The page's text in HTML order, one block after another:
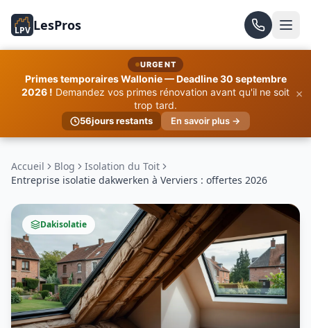
LPV LesPros
URGENT
Primes temporaires Wallonie — Deadline 30 septembre
2026 ! Demandez vos primes rénovation avant qu'il ne soit
trop tard.
56jours restants En savoir plus →
×
Accueil Blog
Isolation du Toit
Entreprise isolatie dakwerken à Verviers : offertes 2026
Dakisolatie